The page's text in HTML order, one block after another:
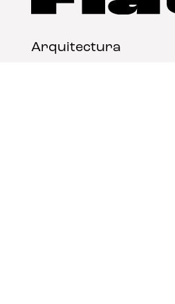
Arquitectura